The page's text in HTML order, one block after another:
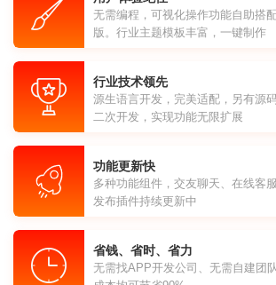
无需编程，可视化操作功能自助搭
版。行业主题模板丰富，一键制作
行业技术领先
源生语言开发，完美适配，另有源
二次开发，实现功能无限扩展
功能更新快
多种功能组件，交友聊天、在线客
发布插件持续更新中
省钱、省时、省力
无需找APP开发公司、无需自建团